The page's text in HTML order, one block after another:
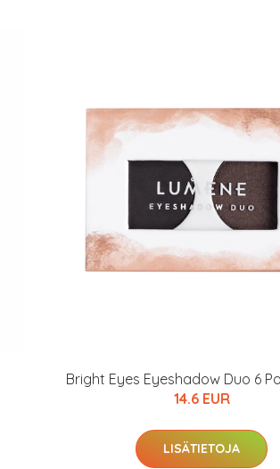
Bright Eyes Eyeshadow Duo 6
14.6 EUR
LISÄTIETOJA